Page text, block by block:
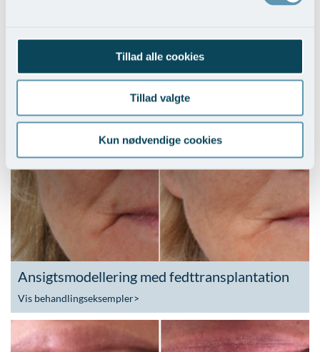
Tillad alle cookies
Tillad valgte
Kun nødvendige cookies
Sculptra® (poly-L-mælkesyre)
Vis behandlingseksempler>
Ansigtsmodellering med fedttransplantation
Vis behandlingseksempler>